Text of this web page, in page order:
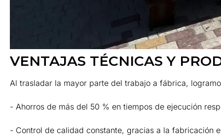
VENTAJAS TÉCNICAS Y
Al trasladar la mayor parte del trabajo a fábrica,
- Ahorros de más del 50 % en tiempos de ejecución
- Control de calidad constante, gracias a la fabricación